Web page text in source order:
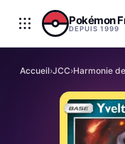
Aller au contenu
Pokémon
DEPUIS 1999
Accueil›JCC›Harmonie